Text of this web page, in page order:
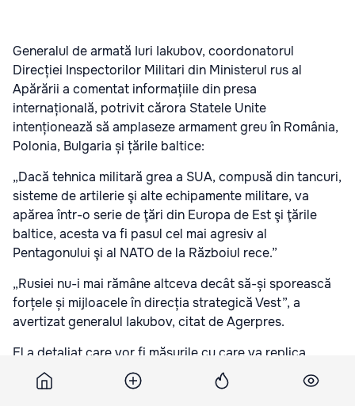
Generalul de armată Iuri Iakubov, coordonatorul
Direcției Inspectorilor Militari din Ministerul rus al
Apărării a comentat informațiile din presa
internațională, potrivit cărora Statele Unite
intenționează să amplaseze armament greu în România,
Polonia, Bulgaria și țările baltice:
„Dacă tehnica militară grea a SUA, compusă din tancuri,
sisteme de artilerie şi alte echipamente militare, va
apărea într-o serie de ţări din Europa de Est şi ţările
baltice, acesta va fi pasul cel mai agresiv al
Pentagonului şi al NATO de la Războiul rece.”
„Rusiei nu-i mai rămâne altceva decât să-și sporească
forțele și mijloacele în direcția strategică Vest”, a
avertizat generalul Iakubov, citat de Agerpres.
El a detaliat care vor fi măsurile cu care va replica
Rusia: